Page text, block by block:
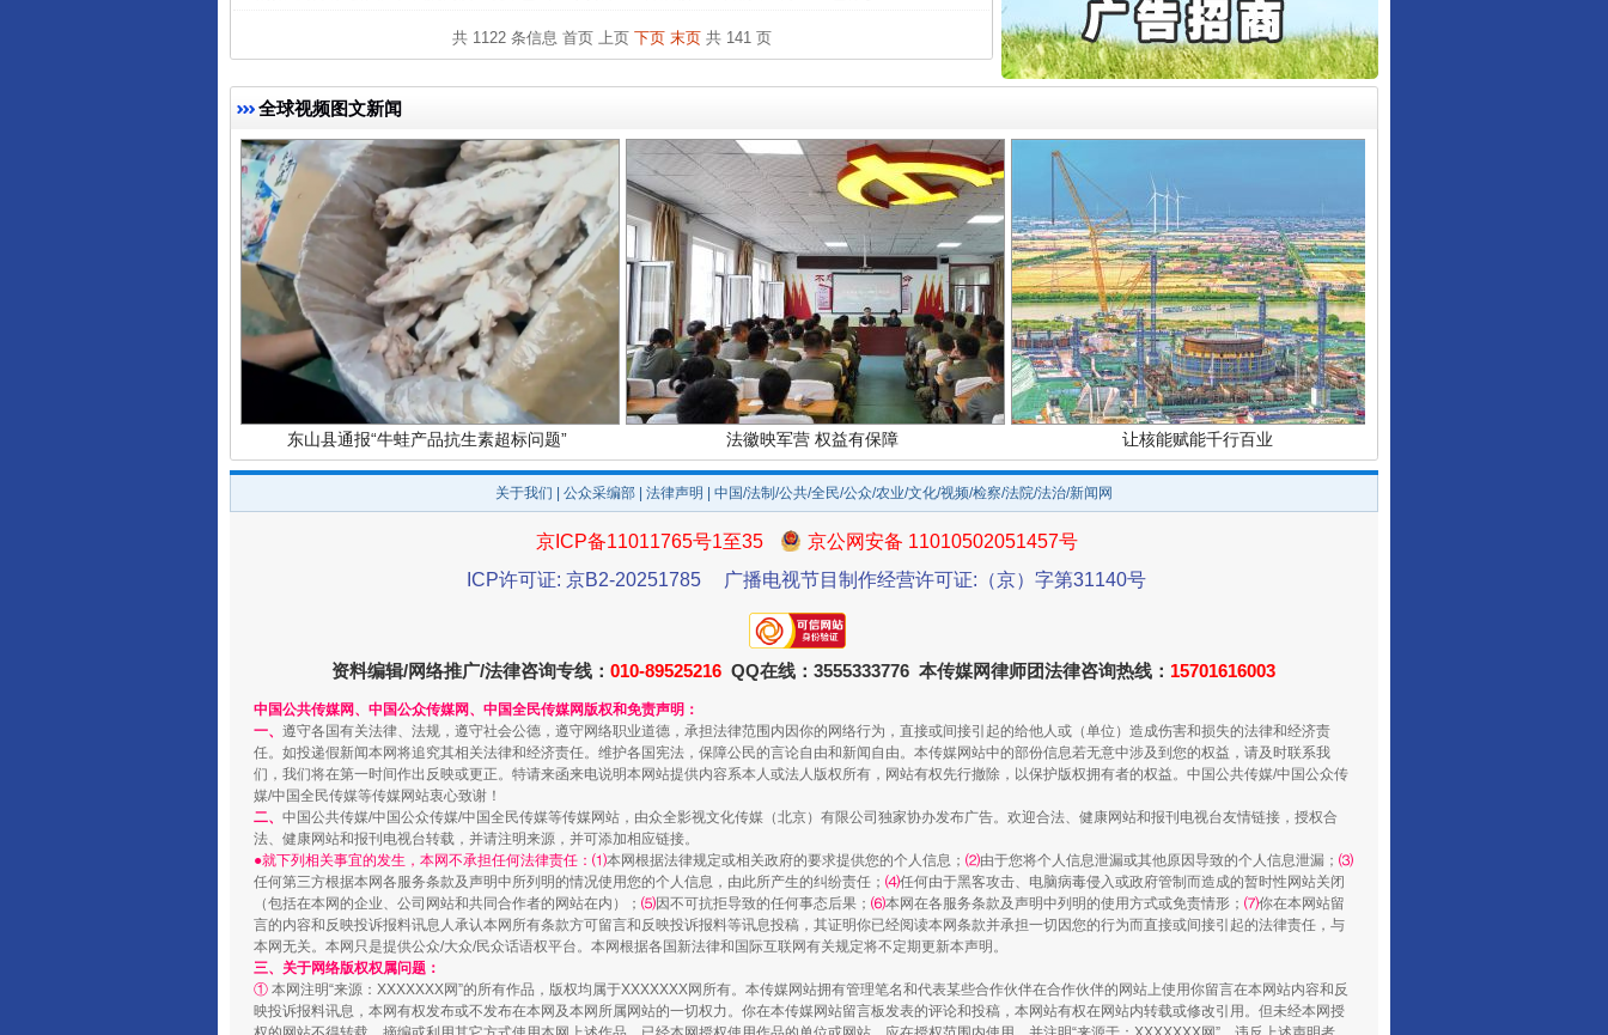
共 1122 条信息 首页 上页 下页 末页共 141 页
官方通报西安赛格商场坠亡事件
从“无产可执”到“全额执行”
全球视频图文新闻
完善运行机制助力责任有效落实
东山县通报“牛蛙产品抗生素超标问题” 法徽映军营 权益有保障 让核能赋能千行百业
千年窑火 生生不息 一批国家标准开始实施 从数据变化看反腐深化
关于我们 公众采编部 法律声明 | 中国/法制/公共/全民/公众/农业/文化/视频/检察/法院/法治/新闻网
京ICP备11011765号1至35
京公网安备 11010502051457号
ICP许可证: 京B2-20251785
广播电视节目制作经营许可证:（京）字第31140号
资料编辑/网络推广/法律咨询专线： 010-89525216 QQ在线：3555333776 本传媒网律师团法律咨询热线： 15701616003
中国公共传媒网、中国公众传媒网、中国全民传媒网版权和免责声明：
一、 遵守各国有关法律、法规，遵守社会公德，遵守网络职业道德，承担法律范围内因你的网络行为，直接或间接引起的给他人或（单位）造成伤害和损失的法律和经济责
任。如投递假新闻本网将追究其相关法律和经济责任。维护各国宪法，保障公民的言论自由和新闻自由。本传媒网站中的部份信息若无意中涉及到您的权益，请及时联系我
们，我们将在第一时间作出反映或更正。特请来函来电说明本网站提供内容系本人或法人版权所有，网站有权先行撤除，以保护版权拥有者的权益。中国公共传媒/中国公众传
媒/中国全民传媒等传媒网站衷心致谢！
二、 中国公共传媒/中国公众传媒/中国全民传媒等传媒网站，由众全影视文化传媒（北京）有限公司独家协办发布广告。欢迎合法、健康网站和报刊电视台友情链接，授权合
法、健康网站和报刊电视台转载，并请注明来源，并可添加相应链接。
●就下列相关事宜的发生，本网不承担任何法律责任：⑴本网根据法律规定或相关政府的要求提供您的个人信息； ⑵由于您将个人信息泄漏或其他原因导致的个人信息泄漏； ⑶
任何第三方根据本网各服务条款及声明中所列明的情况使用您的个人信息，由此所产生的纠纷责任； ⑷任何由于黑客攻击、电脑病毒侵入或政府管制而造成的暂时性网站关闭
（包括在本网的企业、公司网站和共同合作者的网站在内）； ⑸因不可抗拒导致的任何事态后果； ⑹本网在各服务条款及声明中列明的使用方式或免责情形； ⑺你在本网站留
言的内容和反映投诉报料讯息人承认本网所有条款方可留言和反映投诉报料等讯息投稿，其证明你已经阅读本网条款并承担一切因您的行为而直接或间接引起的法律责任，与
本网无关。本网只是提供公众/大众/民众话语权平台。本网根据各国新法律和国际互联网有关规定将不定期更新本声明。
三、关于网络版权权属问题：
① 本网注明“来源：XXXXXXX网”的所有作品，版权均属于XXXXXXX网所有。本传媒网站拥有管理笔名和代表某些合作伙伴在合作伙伴的网站上使用你留言在本网站内容和反
映投诉报料讯息，本网有权发布或不发布在本网及本网所属网站的一切权力。你在本传媒网站留言板发表的评论和投稿，本网站有权在网站内转载或修改引用。但未经本网授